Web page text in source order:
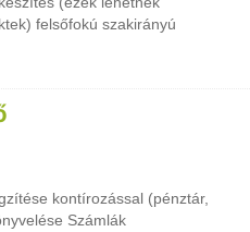
felsőfokú szakirányú
kontírozással (pénztár,
Számlák